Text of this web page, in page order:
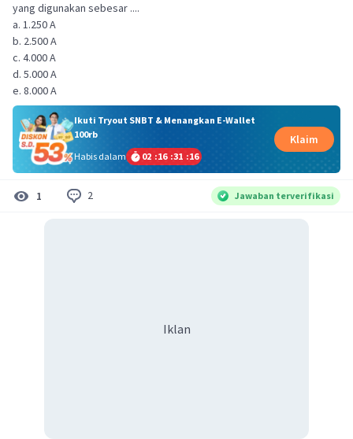
yang digunakan sebesar ....
a. 1.250 A
b. 2.500 A
c. 4.000 A
d. 5.000 A
e. 8.000 A
Ikuti Tryout SNBT & Menangkan E-Wallet
100rb
Habis dalam
02 :16 :31 :16
Klaim
1 2 Jawaban terverifikasi
Iklan